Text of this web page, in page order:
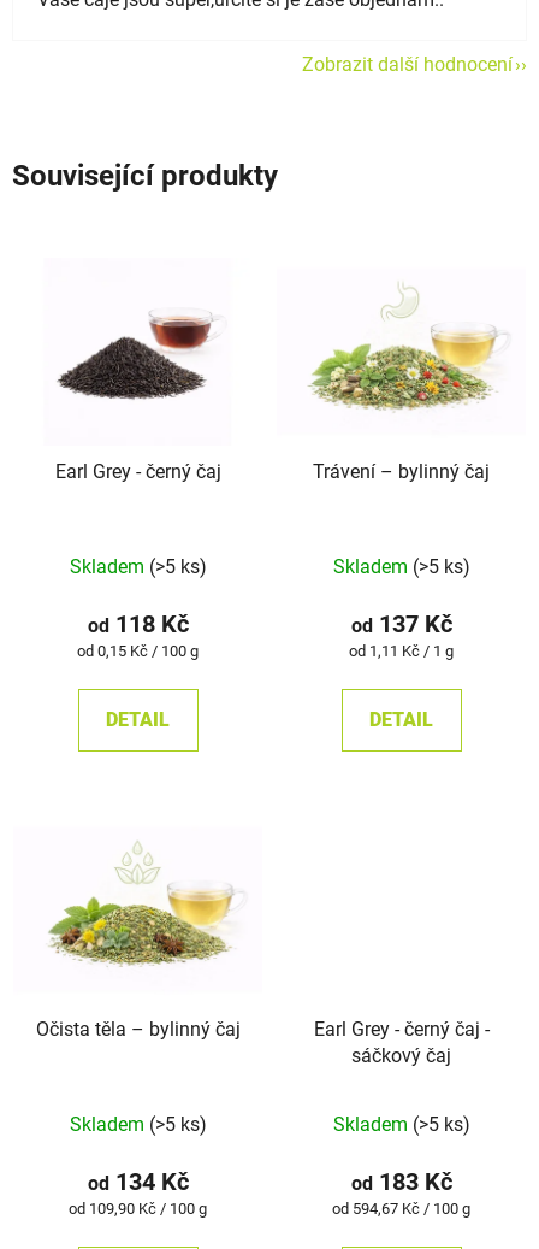
Zobrazit další hodnocení
Související produkty
Earl Grey - černý čaj
hodnocení
produktu
je
z
Skladem (>5 ks)
od118 Kč
Měrná
od 0,15 Kč / 100 g
DETAIL
Trávení –⁠⁠⁠⁠⁠ bylinný čaj
hodnocení
produktu
je
z
Skladem (>5 ks)
od137 Kč
Měrná
od 1,11 Kč / 1 g
DETAIL
Očista těla –⁠⁠⁠⁠⁠ bylinný čaj
hodnocení
produktu
je
Skladem (>5 ks)
od134 Kč
Měrná
od 109,90 Kč / 100 g
Earl Grey - černý čaj -
sáčkový čaj
Skladem (>5 ks)
od183 Kč
Měrná
od 594,67 Kč / 100 g